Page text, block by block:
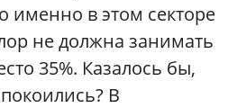
именно в этом секторе
не должна занимать
35%. Казалось бы,
В